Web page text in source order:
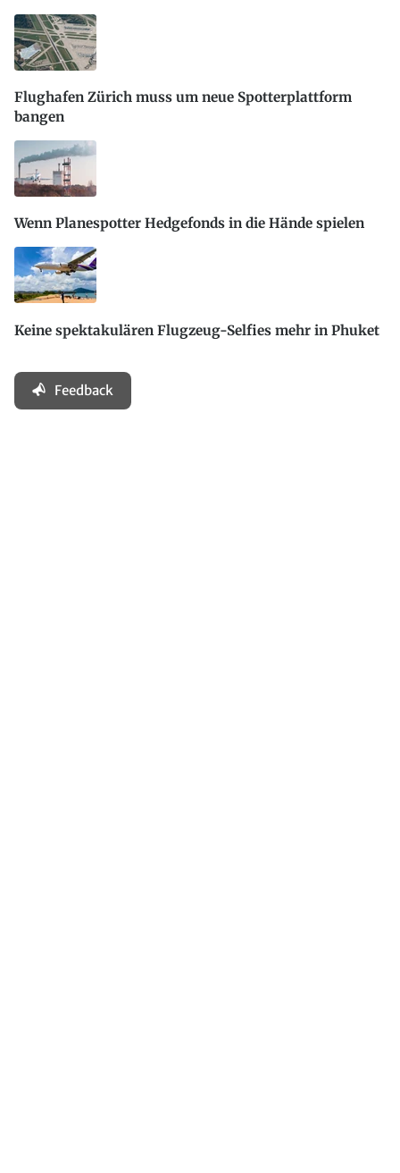
Flughafen Zürich muss um neue Spotterplattform
bangen
Wenn Planespotter Hedgefonds in die Hände spielen
Keine spektakulären Flugzeug-Selfies mehr in Phuket
Feedback